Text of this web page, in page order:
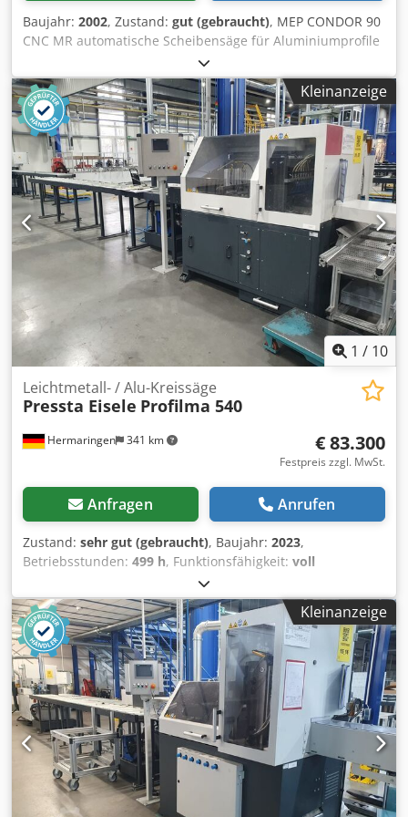
gerne!
Baujahr: 2002, Zustand: gut (gebraucht), MEP CONDOR 90
CNC MR automatische Scheibensäge für Aluminiumprofile
mit Vorschub . Dkedsikztpjpfx Ah Djr Gebraucht in
ausgezeichnetem Zustand
Kleinanzeige
1 / 10
Hermaringen 341 km
Leichtmetall- / Alu-Kreissäge
Pressta Eisele Profilma 540
€ 83.300
Festpreis zzgl. MwSt.
Anfragen Anrufen
Zustand: sehr gut (gebraucht), Baujahr: 2023,
Betriebsstunden: 499 h, Funktionsfähigkeit: voll
, Maschinen-/Fahrzeugnummer:
1588, Sägeblattdurchmesser:500 mm, Dieses Modell
kombiniert präzises Ablängen mit integrierten
Stanzvorgängen, was es ideal für komplexe
Fertigungsprozesse macht: Sägeeinheit: Ausgestattet mit
einem Sägeblatt-Durchmesser von 500 mm. Der Antrieb
erfolgt über einen 7,5 kW Motor (400 V) mit stufenloser
Drehzahlregelung. Stanzeinheit: Verfügt über eine
hydraulische Stanzeinheit auf der Abschnittseite mit einer
Stanzkraft von 250 kN. Die Stanzrichtung erfolgt vertikal
von oben, wobei Stanzwerkzeugkassetten für bis zu 8
Profile gleichzeitig genutzt werden können.
Materialvorschub: Der Vorschub wird über eine
Kleinanzeige